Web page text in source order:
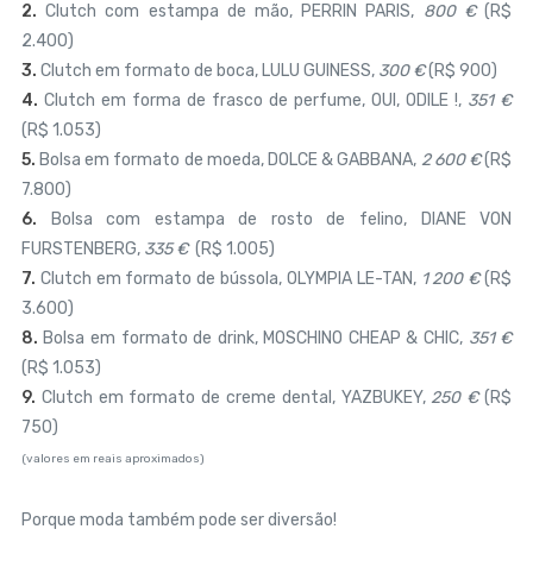
2. Clutch com estampa de mão, PERRIN PARIS, 800 €(R$
2.400)
3. Clutch em formato de boca, LULU GUINESS, 300 €(R$ 900)
4. Clutch em forma de frasco de perfume, OUI, ODILE !, 351 €
(R$ 1.053)
5. Bolsa em formato de moeda, DOLCE & GABBANA, 2 600 €(R$
7.800)
6.
Bolsa com estampa de rosto de felino,
DIANE VON
FURSTENBERG, 335 €(R$ 1.005)
7. Clutch em formato de bússola, OLYMPIA LE-TAN, 1 200 €(R$
3.600)
8. Bolsa em formato de drink, MOSCHINO CHEAP & CHIC, 351 €
(R$ 1.053)
9. Clutch em formato de creme dental, YAZBUKEY, 250 €(R$
750)
(valores em reais aproximados)
Porque moda também pode ser diversão!